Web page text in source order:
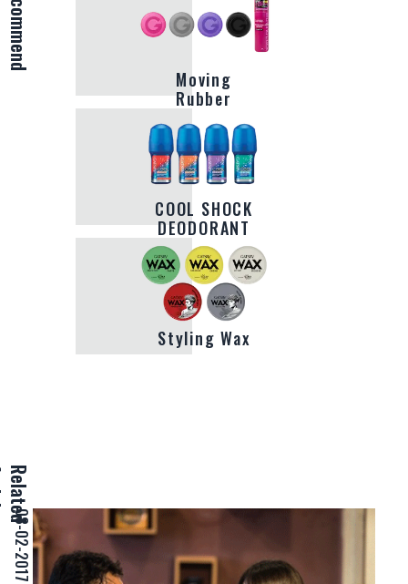
Recommend
Moving
Rubber
COOL SHOCK
DEODORANT
Styling Wax
R
e
l
a
t
e
d
A
r
t
i
c
l
08-02-2017